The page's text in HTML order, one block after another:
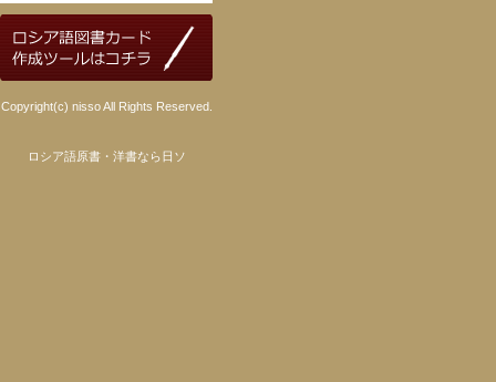
Copyright(c) nisso All Rights Reserved.
ロシア語原書・洋書なら日ソ